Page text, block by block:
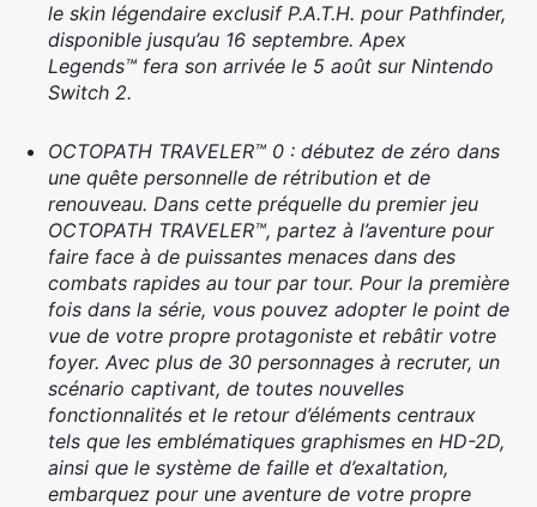
le skin légendaire exclusif P.A.T.H. pour Pathfinder,
disponible jusqu’au 16 septembre. Apex
Legends™ fera son arrivée le 5 août sur Nintendo
Switch 2.
OCTOPATH TRAVELER™ 0 : débutez de zéro dans
une quête personnelle de rétribution et de
renouveau. Dans cette préquelle du premier jeu
OCTOPATH TRAVELER™, partez à l’aventure pour
faire face à de puissantes menaces dans des
combats rapides au tour par tour. Pour la première
fois dans la série, vous pouvez adopter le point de
vue de votre propre protagoniste et rebâtir votre
foyer. Avec plus de 30 personnages à recruter, un
scénario captivant, de toutes nouvelles
fonctionnalités et le retour d’éléments centraux
tels que les emblématiques graphismes en HD-2D,
ainsi que le système de faille et d’exaltation,
embarquez pour une aventure de votre propre